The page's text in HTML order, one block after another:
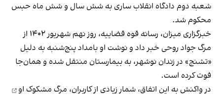
شعبه دوم دادگاه انقلاب ساری به شش سال و شش ماه حبس
محکوم شد.
خبرگزاری میزان، رسانه قوه قضاییه، روز نهم شهریور ۱۴۰۲ از
مرگ جواد روحی خبر داد و نوشت او بامداد پنج‌شنبه به دلیل
«تشنج» در زندان نوشهر، به بیمارستان منتقل شده و همان‌جا
فوت کرده است.
در واکنش به این اتفاق، شمار زیادی از کاربران، مرگ مشکوک او